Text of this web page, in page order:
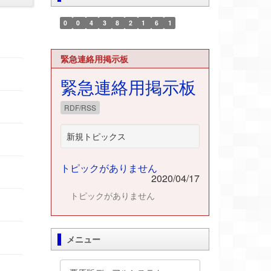
0 0 4 3 8 2 1 6 1
緊急連絡用掲示板
緊急連絡用掲示板
RDF/RSS
新規トピックス
トピックがありません
2020/04/17
トピックがありません
メニュー